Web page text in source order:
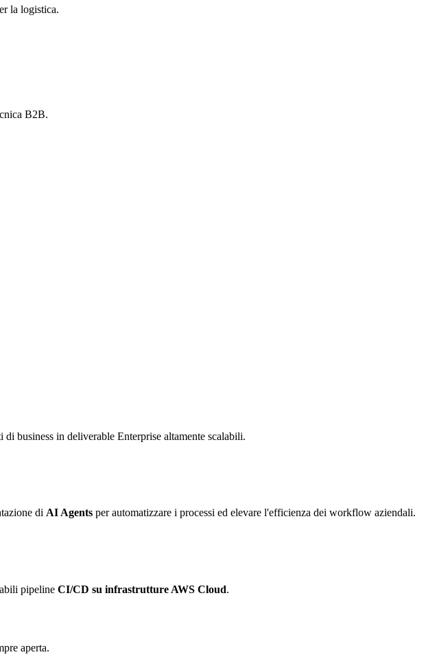
la logistica.
B2B.
business in deliverable Enterprise altamente scalabili.
di AI Agents per automatizzare i processi ed elevare l'efficienza dei workflow aziendali.
pipeline CI/CD su infrastrutture AWS Cloud.
aperta.